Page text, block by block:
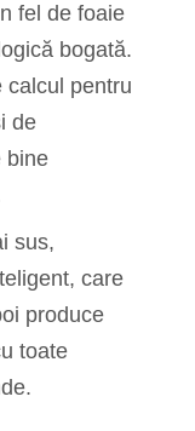
fel de foaie
bogată.
calcul pentru
de
bine
sus,
care
produce
toate